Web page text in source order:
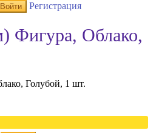
Войти Регистрация
Фигура, Облако,
Голубой, 1 шт.